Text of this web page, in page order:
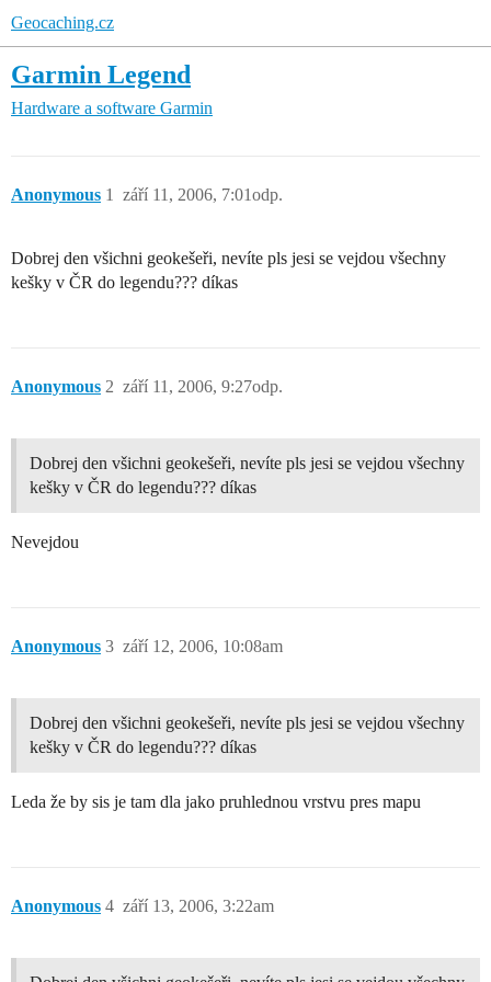
Geocaching.cz
Garmin Legend
Hardware a software Garmin
Anonymous září 11, 2006, 7:01odp.
1
Dobrej den všichni geokešeři, nevíte pls jesi se vejdou všechny
kešky v ČR do legendu??? díkas
Anonymous září 11, 2006, 9:27odp.
2
Dobrej den všichni geokešeři, nevíte pls jesi se vejdou všechny
kešky v ČR do legendu??? díkas
Nevejdou
Anonymous září 12, 2006, 10:08am
3
Dobrej den všichni geokešeři, nevíte pls jesi se vejdou všechny
kešky v ČR do legendu??? díkas
Leda že by sis je tam dla jako pruhlednou vrstvu pres mapu
Anonymous září 13, 2006, 3:22am
4